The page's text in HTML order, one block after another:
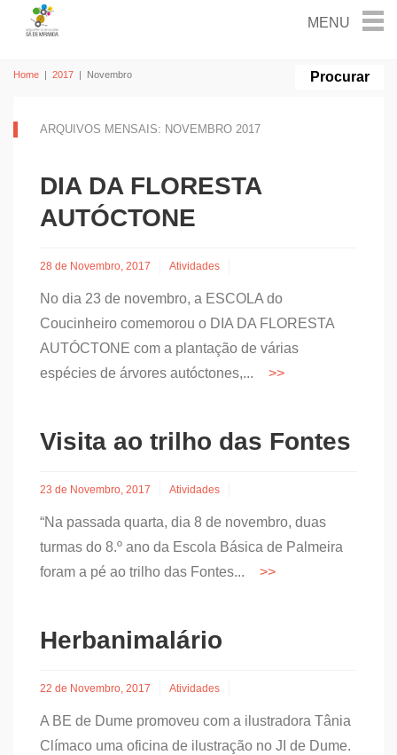
Home | 2017 | Novembro
ARQUIVOS MENSAIS: NOVEMBRO 2017
DIA DA FLORESTA
AUTÓCTONE
28 de Novembro, 2017 Atividades
No dia 23 de novembro, a ESCOLA do
Coucinheiro comemorou o DIA DA FLORESTA
AUTÓCTONE com a plantação de várias
espécies de árvores autóctones,...
Visita ao trilho das Fontes
23 de Novembro, 2017 Atividades
“Na passada quarta, dia 8 de novembro, duas
turmas do 8.º ano da Escola Básica de Palmeira
foram a pé ao trilho das Fontes...
Herbanimalário
22 de Novembro, 2017 Atividades
A BE de Dume promoveu com a ilustradora Tânia
Clímaco uma oficina de ilustração no JI de Dume.